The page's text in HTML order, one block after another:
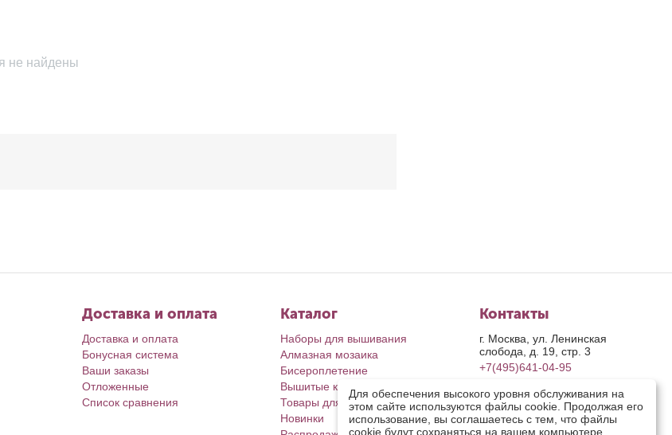
не найдены
Доставка и оплата
Доставка и оплата
Бонусная система
Ваши заказы
Отложенные
Список сравнения
Каталог
Наборы для вышивания
Алмазная мозаика
Бисероплетение
Вышитые картины
Товары для рукоделия
Новинки
Контакты
г. Москва, ул. Ленинская
слобода, д. 19, стр. 3
+7(495)641-04-95
сб, вс: выходные дни
retail@riolis.ru
Посмотреть на карте
Для обеспечения высокого уровня обслуживания на
этом сайте используются файлы cookie. Продолжая его
использование, вы соглашаетесь с тем, что файлы
cookie будут сохраняться на вашем компьютере.